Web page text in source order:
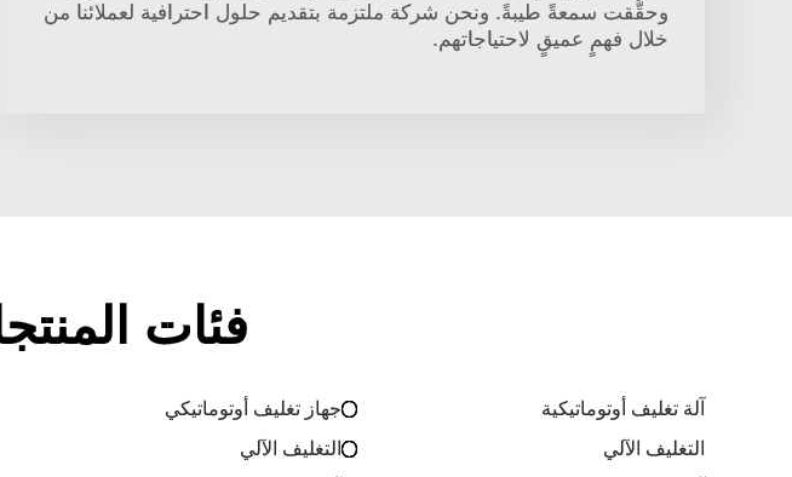
وحقَّقت سمعةً طيبةً. ونحن شركة ملتزمة بتقديم حلول احترافية لعملائنا من
خلال فهمٍ عميقٍ لاحتياجاتهم.
فئات
آلة تغليف أوتوماتيكية جهاز تغليف أوتوماتيكي
التغليف الآلي
التغليف الآلي